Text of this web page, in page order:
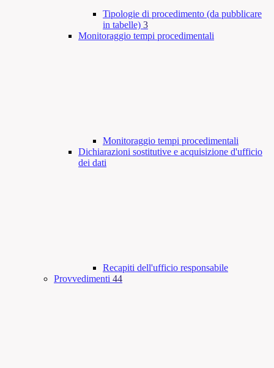
Tipologie di procedimento (da pubblicare
in tabelle) 3
Monitoraggio tempi procedimentali
Monitoraggio tempi procedimentali
Dichiarazioni sostitutive e acquisizione d'ufficio
dei dati
Recapiti dell'ufficio responsabile
Provvedimenti 44